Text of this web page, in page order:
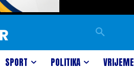
SPORT POLITIKA VRIJEME